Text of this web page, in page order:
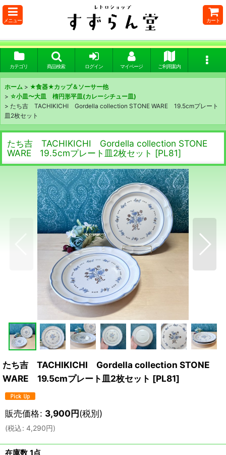
メニュー カート
カテゴリ 商品検索 ログイン マイページ ご利用案内
ホーム > ★食器★カップ＆ソーサー他
> ☆小皿〜大皿 楕円形平皿(カレーシチュー皿)
> たち吉 TACHIKICHI Gordella collection STONE WARE 19.5cmプレート
皿2枚セット
たち吉 TACHIKICHI Gordella collection STONE
WARE 19.5cmプレート皿2枚セット [PL81]
たち吉 TACHIKICHI Gordella collection STONE
WARE 19.5cmプレート皿2枚セット [PL81]
販売価格: 3,900円(税別)
(税込: 4,290円)
在庫数 1点